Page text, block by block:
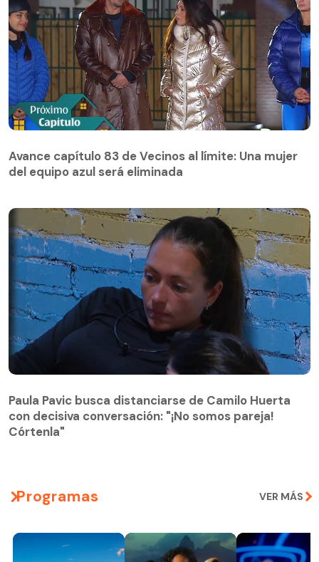
del equipo azul será eliminada
Avance capítulo 83 de Vecinos al límite: Una mujer
del equipo azul será eliminada
con decisiva conversación: "¡No somos pareja!
Córtenla"
Paula Pavic busca distanciarse de Camilo Huerta
con decisiva conversación: "¡No somos pareja!
Córtenla"
Programas VER MÁS